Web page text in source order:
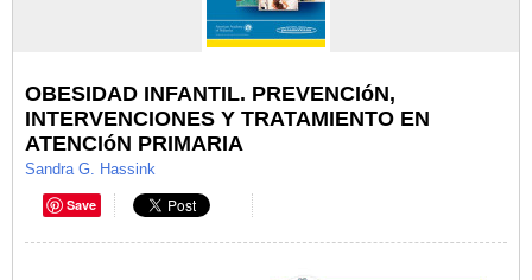
OBESIDAD INFANTIL. PREVENCIóN,
INTERVENCIONES Y TRATAMIENTO EN
ATENCIóN PRIMARIA
Sandra G. Hassink
Save